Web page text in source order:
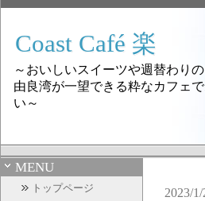
Coast Café 楽
～おいしいスイーツや週替わり
由良湾が一望できる粋なカフェ
い～
MENU
トップページ
2023/1/